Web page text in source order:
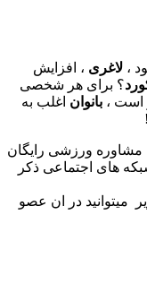
، لاغری ، افزایش
؟ برای هر شخصی
است ، بانوان اغلب به
مشاوره ورزشی رایگان
های اجتماعی ذکر
میتوانید در ان عصو